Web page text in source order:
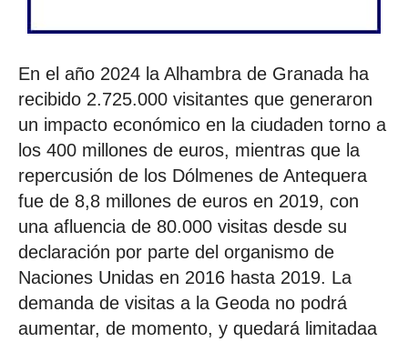
En el año 2024 la Alhambra de Granada ha
recibido 2.725.000 visitantes que generaron
un impacto económico en la ciudaden torno a
los 400 millones de euros, mientras que la
repercusión de los Dólmenes de Antequera
fue de 8,8 millones de euros en 2019, con
una afluencia de 80.000 visitas desde su
declaración por parte del organismo de
Naciones Unidas en 2016 hasta 2019. La
demanda de visitas a la Geoda no podrá
aumentar, de momento, y quedará limitadaa